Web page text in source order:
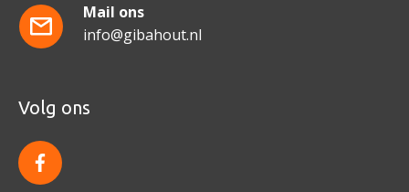
Mail ons
info@gibahout.nl
Volg ons
f
a